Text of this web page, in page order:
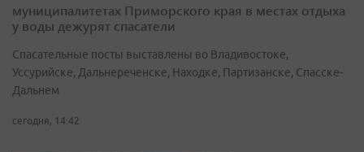
муниципалитетах Приморского края в местах отдыха
у воды дежурят спасатели
Спасательные посты выставлены во Владивостоке,
Уссурийске, Дальнереченске, Находке, Партизанске, Спасске-
Дальнем
сегодня, 14:42